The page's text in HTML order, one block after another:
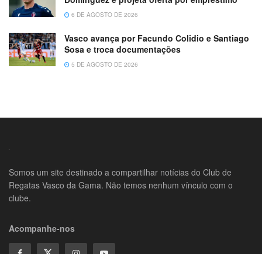
6 DE AGOSTO DE 2026
Vasco avança por Facundo Colidio e Santiago
Sosa e troca documentações
5 DE AGOSTO DE 2026
Somos um site destinado a compartilhar notícias do Club de
Regatas Vasco da Gama. Não temos nenhum vínculo com o
clube.
Acompanhe-nos